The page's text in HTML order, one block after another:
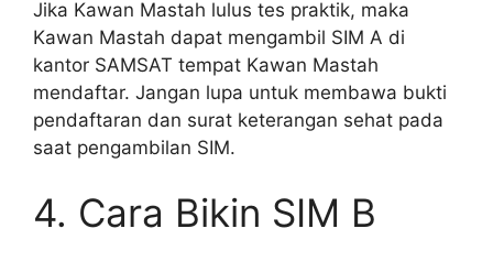
Jika Kawan Mastah lulus tes praktik, maka
Kawan Mastah dapat mengambil SIM A di
kantor SAMSAT tempat Kawan Mastah
mendaftar. Jangan lupa untuk membawa bukti
pendaftaran dan surat keterangan sehat pada
saat pengambilan SIM.
4. Cara Bikin SIM B